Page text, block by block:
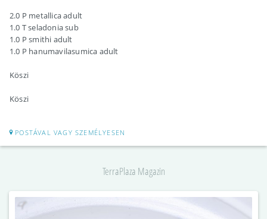
2.0 P metallica adult
1.0 T seladonia sub
1.0 P smithi adult
1.0 P hanumavilasumica adult
Köszi
Köszi
POSTÁVAL VAGY SZEMÉLYESEN
TerraPlaza Magazin